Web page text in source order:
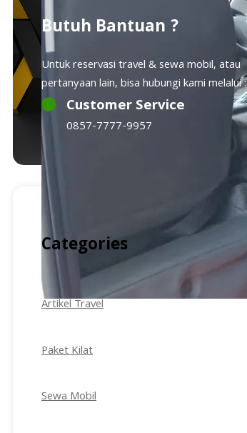
Butuh Bantuan ?
Untuk reservasi travel & sewa mobil, atau
pertanyaan lain, bisa hubungi kami melalui :
Customer Service
0857-7777-9957
Categories
Artikel Travel
Paket Kilat
Sewa Mobil